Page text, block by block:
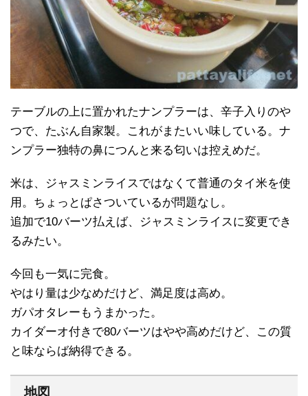
テーブルの上に置かれたナンプラーは、辛子入りのや
つで、たぶん自家製。これがまたいい味している。ナ
ンプラー独特の鼻につんと来る匂いは控えめだ。
米は、ジャスミンライスではなくて普通のタイ米を使
用。ちょっとぱさついているが問題なし。
追加で10バーツ払えば、ジャスミンライスに変更でき
るみたい。
今回も一気に完食。
やはり量は少なめだけど、満足度は高め。
ガパオタレーもうまかった。
カイダーオ付きで80バーツはやや高めだけど、この質
と味ならば納得できる。
地図